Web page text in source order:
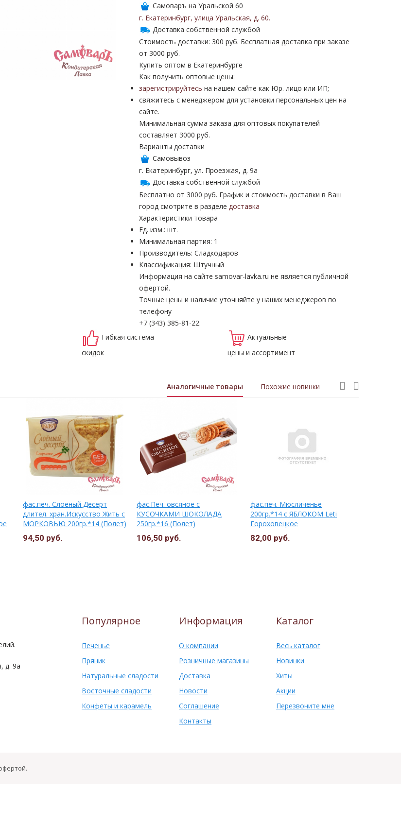
Самоваръ на Уральской 60
г. Екатеринбург, улица Уральская, д. 60.
Доставка собственной службой
Стоимость доставки: 300 руб. Бесплатная доставка при заказе
от 3000 руб.
Купить оптом в Екатеринбурге
Как получить оптовые цены:
зарегистрируйтесь на нашем сайте как Юр. лицо или ИП;
свяжитесь с менеджером для установки персональных цен на
сайте.
Минимальная сумма заказа для оптовых покупателей
составляет 3000 руб.
Варианты доставки
Самовывоз
г. Екатеринбург, ул. Проезжая, д. 9а
Доставка собственной службой
Бесплатно от 3000 руб. График и стоимость доставки в Ваш
город смотрите в разделе доставка
Характеристики товара
Ед. изм.: шт.
Минимальная партия: 1
Производитель: Сладкодаров
Классификация: Штучный
Информация на сайте samovar-lavka.ru не является публичной
офертой.
Точные цены и наличие уточняйте у наших менеджеров по
телефону
+7 (343) 385-81-22.
Гибкая система
скидок
Актуальные
цены и ассортимент
Аналогичные товары Похожие новинки
фас.печ. Слоеный Десерт
длител. хран.Искусство Жить с
МОРКОВЬЮ 200гр.*14 (Полет)
94,50 руб.
фас.Печ. овсяное с
КУСОЧКАМИ ШОКОЛАДА
250гр.*16 (Полет)
106,50 руб.
фас.печ. Мюсличенье
200гр.*14 с ЯБЛОКОМ Leti
Гороховецкое
82,00 руб.
д. 9а
Популярное
Печенье
Пряник
Натуральные сладости
Восточные сладости
Конфеты и карамель
Информация
О компании
Розничные магазины
Доставка
Новости
Соглашение
Контакты
Каталог
Весь каталог
Новинки
Хиты
Акции
Перезвоните мне